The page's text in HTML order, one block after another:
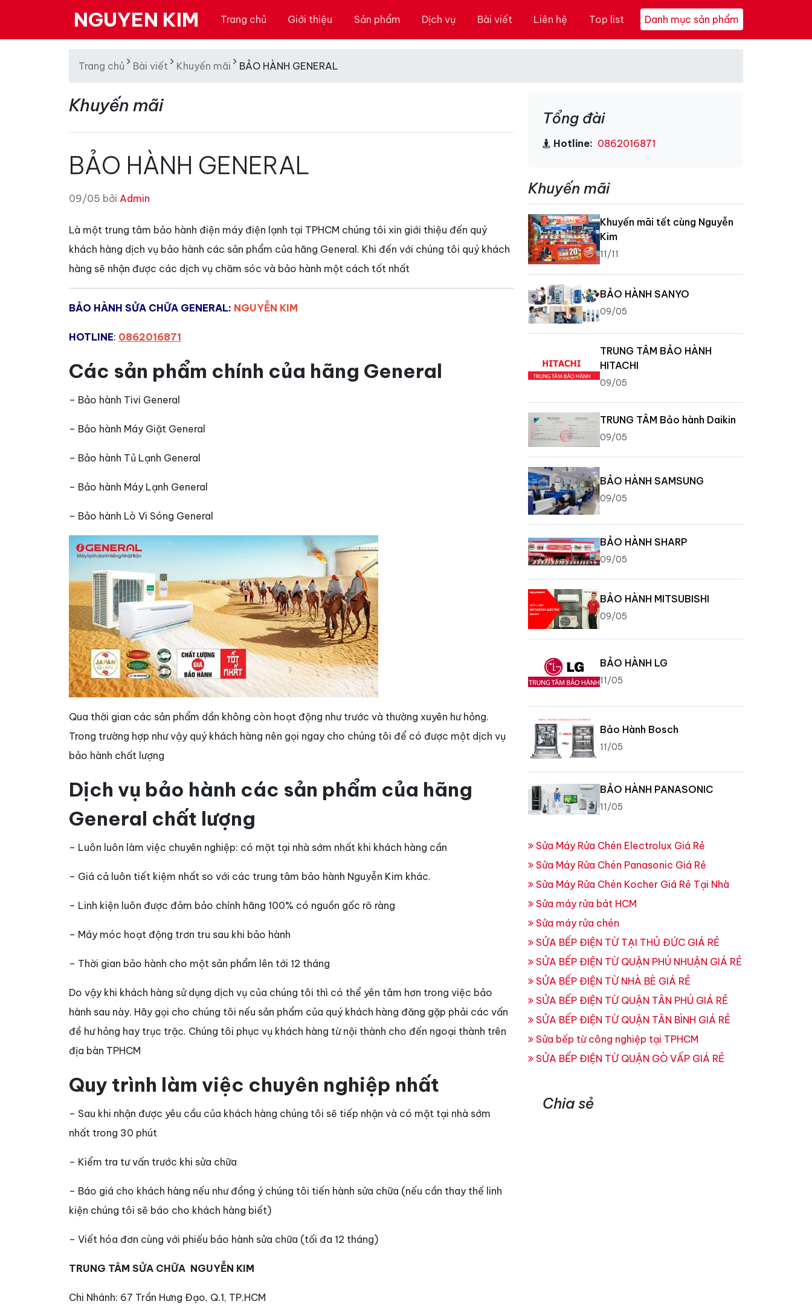
NGUYEN KIM Trang chủ Giới thiệu Sản phẩm Dịch vụ Bài viết Liên hệ Top list Danh mục sản phẩm
Trang chủ Bài viết Khuyến mãi BẢO HÀNH GENERAL
Khuyến mãi
BẢO HÀNH GENERAL
09/05 bởi Admin
Là một trung tâm bảo hành điện máy điện lạnh tại TPHCM chúng tôi xin giới thiệu đến quý
khách hàng dịch vụ bảo hành các sản phẩm của hãng General. Khi đến với chúng tôi quý khách
hàng sẽ nhận được các dịch vụ chăm sóc và bảo hành một cách tốt nhất
BẢO HÀNH SỬA CHỮA GENERAL: NGUYỄN KIM
HOTLINE: 0862016871
Các sản phẩm chính của hãng General
– Bảo hành Tivi General
– Bảo hành Máy Giặt General
– Bảo hành Tủ Lạnh General
– Bảo hành Máy Lạnh General
– Bảo hành Lò Vi Sóng General
Qua thời gian các sản phẩm dần không còn hoạt động như trước và thường xuyên hư hỏng.
Trong trường hợp như vậy quý khách hàng nên gọi ngay cho chúng tôi để có được một dịch vụ
bảo hành chất lượng
Dịch vụ bảo hành các sản phẩm của hãng
General chất lượng
– Luôn luôn làm việc chuyên nghiệp: có mặt tại nhà sớm nhất khi khách hàng cần
– Giá cả luôn tiết kiệm nhất so với các trung tâm bảo hành Nguyễn Kim khác.
– Linh kiện luôn được đảm bảo chính hãng 100% có nguồn gốc rõ ràng
– Máy móc hoạt động trơn tru sau khi bảo hành
– Thời gian bảo hành cho một sản phẩm lên tới 12 tháng
Do vậy khi khách hàng sử dụng dịch vụ của chúng tôi thì có thể yên tâm hơn trong việc bảo
hành sau này. Hãy gọi cho chúng tôi nếu sản phẩm của quý khách hàng đăng gặp phải các vấn
đề hư hỏng hay trục trặc. Chúng tôi phục vụ khách hàng từ nội thành cho đến ngoại thành trên
địa bàn TPHCM
Quy trình làm việc chuyên nghiệp nhất
– Sau khi nhận được yêu cầu của khách hàng chúng tôi sẽ tiếp nhận và có mặt tại nhà sớm
nhất trong 30 phút
– Kiểm tra tư vấn trước khi sửa chữa
– Báo giá cho khách hàng nếu như đồng ý chúng tôi tiến hành sửa chữa (nếu cần thay thế linh
kiện chúng tôi sẽ báo cho khách hàng biết)
– Viết hóa đơn cùng với phiếu bảo hành sửa chữa (tối đa 12 tháng)
TRUNG TÂM SỬA CHỮA NGUYỄN KIM
Chi Nhánh: 67 Trần Hưng Đạo, Q.1, TP.HCM
Tổng đài
Hotline: 0862016871
Khuyến mãi
Khuyến mãi tết cùng Nguyễn
Kim
11/11
BẢO HÀNH SANYO
09/05
TRUNG TÂM BẢO HÀNH
HITACHI
09/05
TRUNG TÂM Bảo hành Daikin
09/05
BẢO HÀNH SAMSUNG
09/05
BẢO HÀNH SHARP
09/05
BẢO HÀNH MITSUBISHI
09/05
BẢO HÀNH LG
11/05
Bảo Hành Bosch
11/05
BẢO HÀNH PANASONIC
11/05
Sửa Máy Rửa Chén Electrolux Giá Rẻ
Sửa Máy Rửa Chén Panasonic Giá Rẻ
Sửa Máy Rửa Chén Kocher Giá Rẻ Tại Nhà
Sửa máy rửa bát HCM
Sửa máy rửa chén
SỬA BẾP ĐIỆN TỪ TẠI THỦ ĐỨC GIÁ RẺ
SỬA BẾP ĐIỆN TỪ QUẬN PHÚ NHUẬN GIÁ RẺ
SỬA BẾP ĐIỆN TỪ NHÀ BÈ GIÁ RẺ
SỬA BẾP ĐIỆN TỪ QUẬN TÂN PHÚ GIÁ RẺ
SỬA BẾP ĐIỆN TỪ QUẬN TÂN BÌNH GIÁ RẺ
Sửa bếp từ công nghiệp tại TPHCM
SỬA BẾP ĐIỆN TỪ QUẬN GÒ VẤP GIÁ RẺ
Chia sẻ